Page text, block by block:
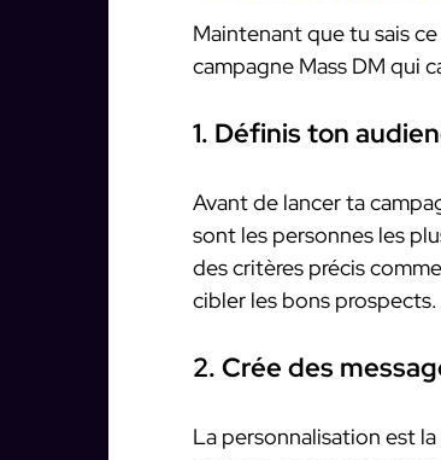
Maintenant que tu sais
campagne Mass DM qui
1. Définis ton
Avant de lancer ta
sont les personnes les
des critères précis
cibler les bons prospects.
2. Crée des
La personnalisation est